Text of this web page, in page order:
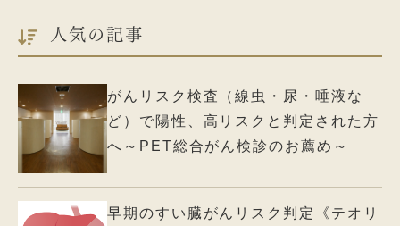
人気の記事
がんリスク検査（線虫・尿・唾液な
ど）で陽性、高リスクと判定された方
へ～PET総合がん検診のお薦め～
早期のすい臓がんリスク判定《テオリ